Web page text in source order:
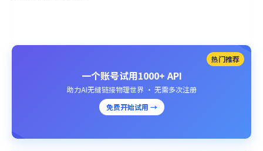
热门推荐
一个账号试用1000+ API
助力AI无缝链接物理世界 · 无需多次注册
免费开始试用 →